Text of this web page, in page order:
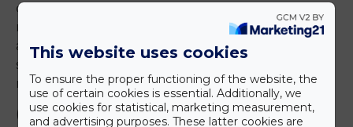
cseréltem és azon gyártók termékeit vásárolom,
melyeket itt kaptam a Vitahelpben, nincsenek tele
adalékanyaggal, csak természetes forrásból
származó összetevőkből állnak és jóformán
mindenre van alternatíva.
(Fanni, 29)
This website uses cookies
To ensure the proper functioning of the website, the
use of certain cookies is essential. Additionally, we
use cookies for statistical, marketing measurement,
and advertising purposes. These latter cookies are